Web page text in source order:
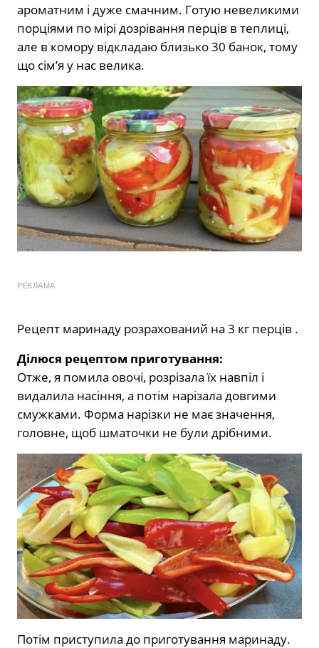
ароматним і дуже смачним. Готую невеликими
порціями по мірі дозрівання перців в теплиці,
але в комору відкладаю близько 30 банок, тому
що сім’я у нас велика.
РЕКЛАМА
Рецепт маринаду розрахований на 3 кг перців .
Ділюся рецептом приготування:
Отже, я помила овочі, розрізала їх навпіл і
видалила насіння, а потім нарізала довгими
смужками. Форма нарізки не має значення,
головне, щоб шматочки не були дрібними.
Потім приступила до приготування маринаду.